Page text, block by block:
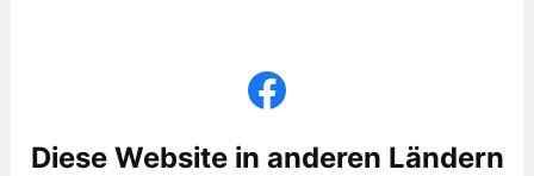
Diese Website in anderen Ländern